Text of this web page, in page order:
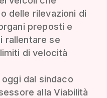
delle rilevazioni di
preposti e
rallentare se
di velocità
dal sindaco
alla Viabilità